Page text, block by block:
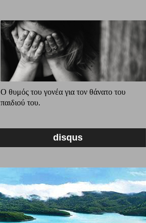
Ο θυμός του γονέα για τον θάνατο του
παιδιού του.
disqus